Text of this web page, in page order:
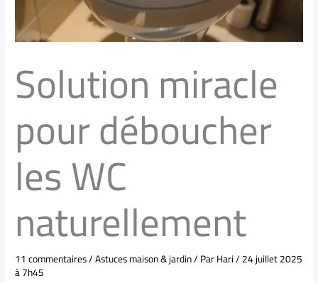
Solution miracle
pour déboucher
les WC
naturellement
11 commentaires/Astuces maison & jardin/ ParHari/24 juillet 2025
à 7h45